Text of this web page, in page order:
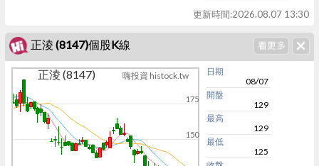
更新時間:2026.08.07 13:30
正淩 (8147)個股K線
正淩 (8147) 嗨投資 histock.tw
150
175
日期
08/07
開盤
129
最高
129
最低
125